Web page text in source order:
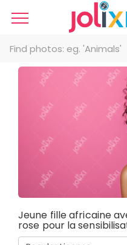
Jeune fille africaine
rose pour la